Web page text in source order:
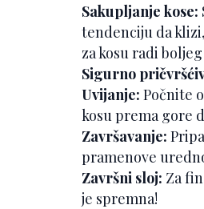
Sakupljanje kose:
tendenciju da
za kosu radi
Sigurno
Uvijanje: Počnite
kosu prema gore
Završavanje:
pramenove
Završni sloj: Za
je spremna!